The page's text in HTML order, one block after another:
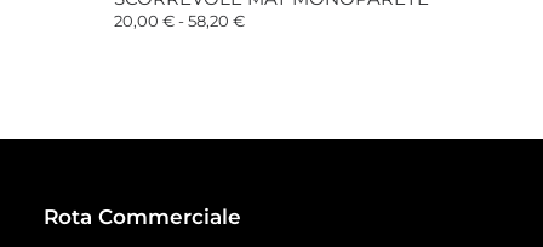
20,00 €-58,20 €Fascia
Rota Commerciale